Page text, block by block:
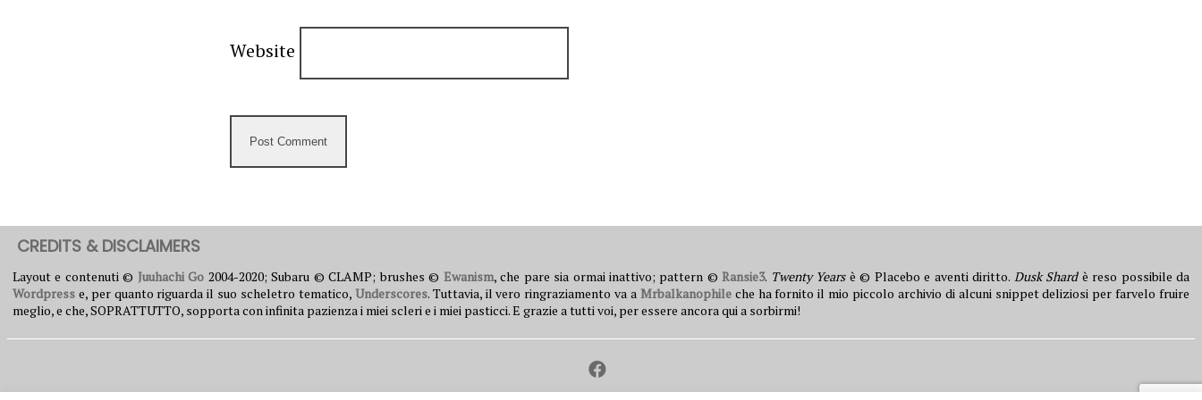
Website
CREDITS & DISCLAIMERS
Layout e contenuti © Juuhachi Go 2004-2020; Subaru © CLAMP; brushes © Ewanism, che pare sia ormai inattivo; pattern ©Ransie3. Twenty Yearsè © Placebo e aventi diritto. Dusk Shardè reso possibile da
Wordpress e, per quanto riguarda il suo scheletro tematico, Underscores. Tuttavia, il vero ringraziamento va a Mrbalkanophileche ha fornito il mio piccolo archivio di alcuni snippet deliziosi per farvelo fruire
meglio, e che, SOPRATTUTTO, sopporta con infinita pazienza i miei scleri e i miei pasticci. E grazie a tutti voi, per essere ancora qui a sorbirmi!